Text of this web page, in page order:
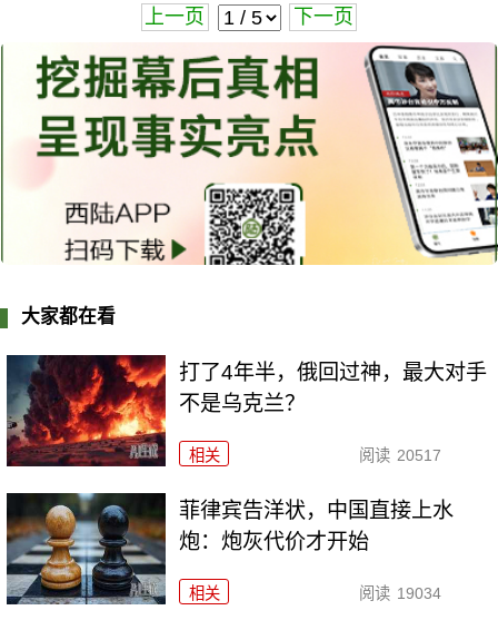
上一页 下一页
大家都在看
打了4年半，俄回过神，最大对手
不是乌克兰？
相关 阅读 20517
菲律宾告洋状，中国直接上水
炮：炮灰代价才开始
相关 阅读 19034